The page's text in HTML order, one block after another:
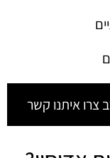
איתנו קשר